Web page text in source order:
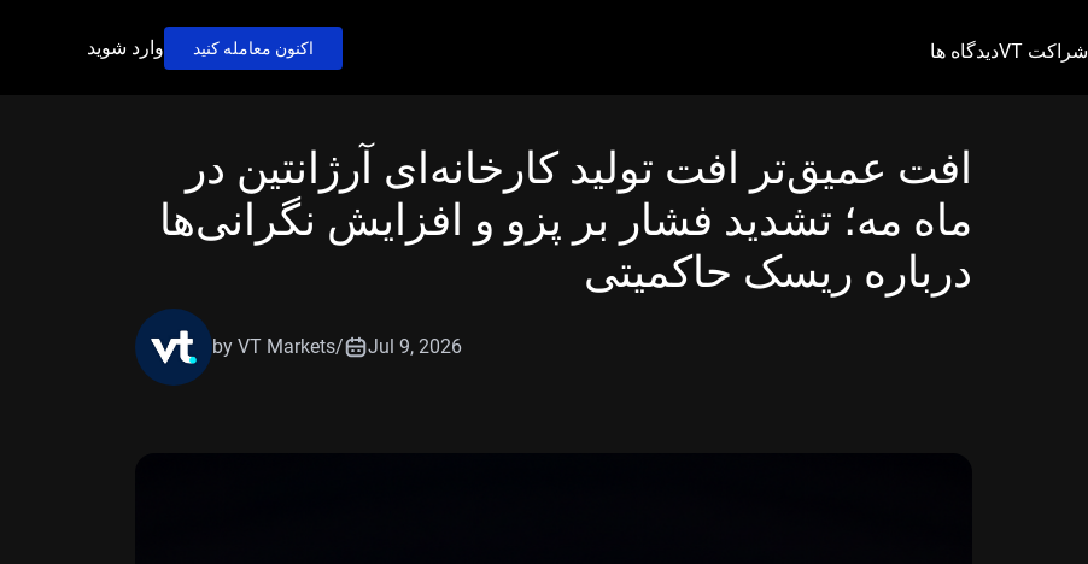
شراکت VT دیدگاه ها اکنون معامله کنید وارد شوید
افت عمیق‌تر افت تولید کارخانه‌ای آرژانتین در
ماه مه؛ تشدید فشار بر پزو و افزایش نگرانی‌ها
درباره ریسک حاکمیتی
by VT Markets/ Jul 9, 2026